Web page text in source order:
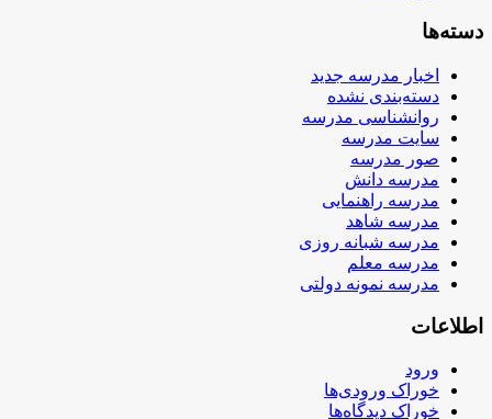
دسته‌ها
اخبار مدرسه جدید
دسته‌بندی نشده
روانشناسی مدرسه
سایت مدرسه
صور مدرسه
مدرسه دانش
مدرسه راهنمایی
مدرسه شاهد
مدرسه شبانه روزی
مدرسه معلم
مدرسه نمونه دولتی
اطلاعات
ورود
خوراک ورودی‌ها
خوراک دیدگاه‌ها